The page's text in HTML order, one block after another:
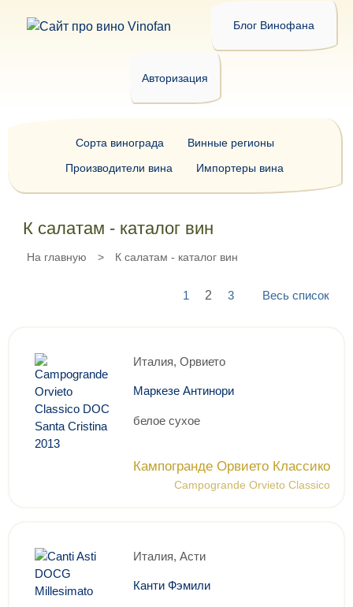
Блог Винофана
Авторизация
К салатам - каталог вин
На главную > К салатам - каталог вин
1 2 3 Весь список
Италия, Орвието
Маркезе Антинори
белое сухое
Кампогранде Орвието Классико
Campogrande Orvieto Classico
Италия, Асти
Канти Фэмили
Сорта винограда
Винные регионы
Производители вина
Импортеры вина